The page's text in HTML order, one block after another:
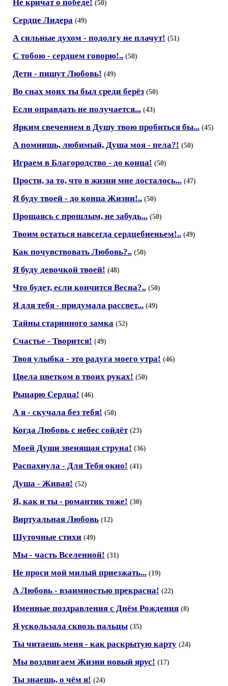
Не кричат о победе! (50)
Сердце Лидера (49)
А сильные духом - подолгу не плачут! (51)
С тобою - сердцем говорю!.. (50)
Дети - пишут Любовь! (49)
Во снах моих ты был среди берёз (50)
Если оправдать не получается... (43)
Ярким свечением в Душу твою пробиться бы... (45)
А помнишь, любимый, Душа моя - пела?! (50)
Играем в Благородство - до конца! (50)
Прости, за то, что в жизни мне досталось... (47)
Я буду твоей - до конца Жизни!.. (50)
Прощаясь с прошлым, не забудь... (50)
Твоим остаться навсегда сердцебиеньем!.. (49)
Как почувствовать Любовь?.. (50)
Я буду девочкой твоей! (48)
Что будет, если кончится Весна?.. (50)
Я для тебя - придумала рассвет... (49)
Тайны старинного замка (52)
Счастье - Творится! (49)
Твоя улыбка - это радуга моего утра! (46)
Цвела цветком в твоих руках! (50)
Рыцарю Сердца! (46)
А я - скучала без тебя! (50)
Когда Любовь с небес сойдёт (23)
Моей Души звенящая струна! (36)
Распахнула - Для Тебя окно! (41)
Душа - Живая! (52)
Я, как и ты - романтик тоже! (30)
Виртуальная Любовь (12)
Шуточные стихи (49)
Мы - часть Вселенной! (31)
Не проси мой милый приезжать... (19)
А Любовь - взаимностью прекрасна! (22)
Именные поздравления с Днём Рождения (8)
Я ускользала сквозь пальцы (35)
Ты читаешь меня - как раскрытую карту (24)
Мы воздвигаем Жизни новый ярус! (17)
Ты знаешь, о чём я! (24)